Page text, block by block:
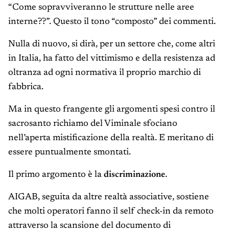
“Come sopravviveranno le strutture nelle aree
interne??”. Questo il tono “composto” dei commenti.
Nulla di nuovo, si dirà, per un settore che, come altri
in Italia, ha fatto del vittimismo e della resistenza ad
oltranza ad ogni normativa il proprio marchio di
fabbrica.
Ma in questo frangente gli argomenti spesi contro il
sacrosanto richiamo del Viminale sfociano
nell’aperta mistificazione della realtà. E meritano di
essere puntualmente smontati.
Il primo argomento è la discriminazione.
AIGAB, seguita da altre realtà associative, sostiene
che molti operatori fanno il self check-in da remoto
attraverso la scansione del documento di